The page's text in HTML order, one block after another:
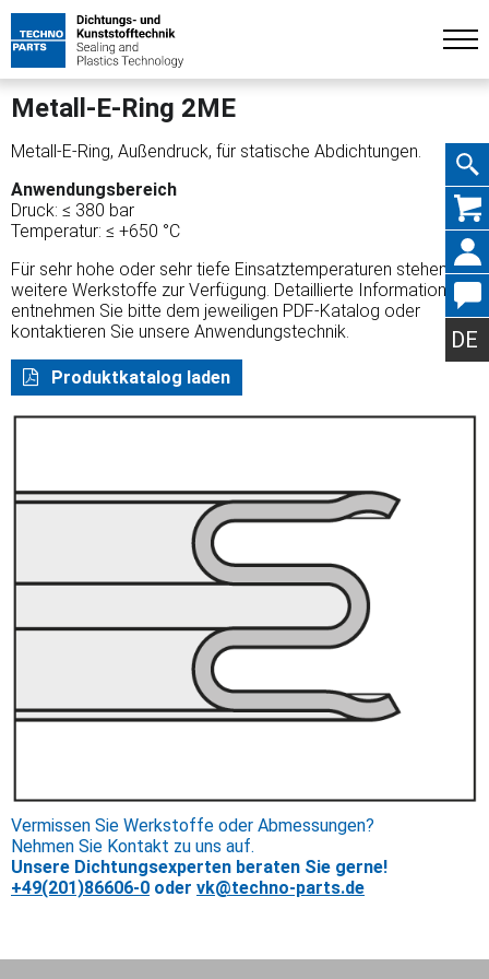
DE
Metall-E-Ring 2ME
Metall-E-Ring, Außendruck, für statische Abdichtungen.
Anwendungsbereich
Druck: ≤ 380 bar
Temperatur: ≤ +650 °C
Für sehr hohe oder sehr tiefe Einsatztemperaturen stehen
weitere Werkstoffe zur Verfügung. Detaillierte Informationen
entnehmen Sie bitte dem jeweiligen PDF-Katalog oder
kontaktieren Sie unsere Anwendungstechnik.
Produktkatalog laden
Vermissen Sie Werkstoffe oder Abmessungen?
Nehmen Sie Kontakt zu uns auf.
Unsere Dichtungsexperten beraten Sie gerne!
+49(201)86606-0 oder vk@techno-parts.de